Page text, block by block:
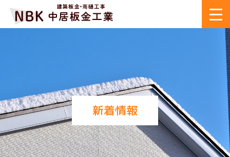
新着情報